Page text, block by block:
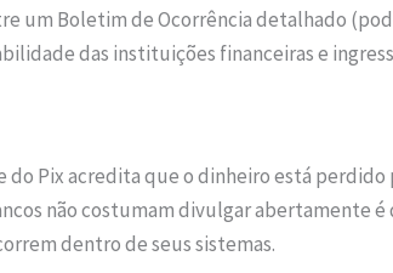
um Boletim de Ocorrência detalhado
das instituições financeiras e
Pix acredita que o dinheiro está
não costumam divulgar abertamente
dentro de seus sistemas.